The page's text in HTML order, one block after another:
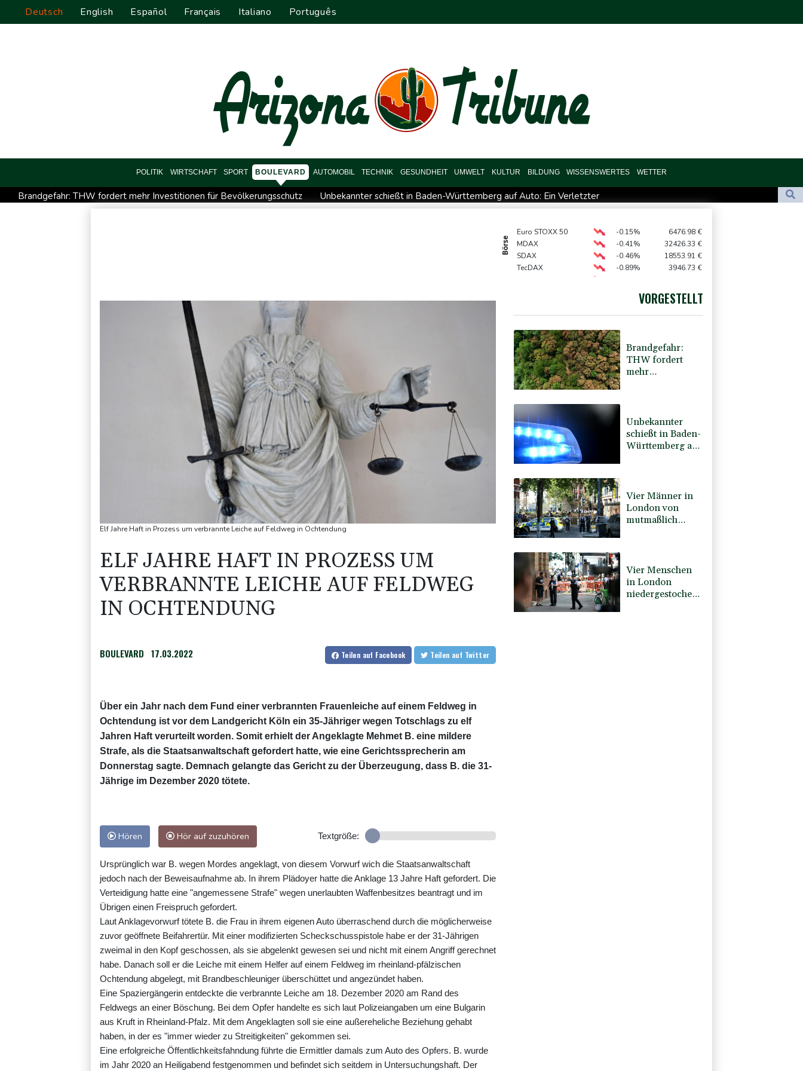
Deutsch English Español Français Italiano Português
POLITIK WIRTSCHAFT SPORT BOULEVARD AUTOMOBIL TECHNIK GESUNDHEIT UMWELT KULTUR BILDUNG WISSENSWERTES WETTER
Brandgefahr: THW fordert mehr Investitionen für Bevölkerungsschutz
Unbekannter schießt in Baden-Württemberg auf Auto: Ein Verletzter
Drohnen-Vorfall in Leipzig: Dobrindt sieht "neues Bedrohungsszenario"
Schwimm-EM: Wesemann gewinnt Gold vom 3-m-Brett
Jaissle neuer Teammanager bei Woltemade-Klub Newcastle
Börse
Euro STOXX 50 -0.15% 6476.98 €
MDAX
-0.41% 32426.33 €
SDAX
-0.46% 18553.91 €
TecDAX
-0.89% 3946.73 €
4307 $
1.1558 $
Elf Jahre Haft in Prozess um verbrannte Leiche auf Feldweg in Ochtendung
ELF JAHRE HAFT IN PROZESS UM
VERBRANNTE LEICHE AUF FELDWEG
IN OCHTENDUNG
BOULEVARD 17.03.2022 Teilen auf Facebook Teilen auf Twitter
Über ein Jahr nach dem Fund einer verbrannten Frauenleiche auf einem Feldweg in
Ochtendung ist vor dem Landgericht Köln ein 35-Jähriger wegen Totschlags zu elf
Jahren Haft verurteilt worden. Somit erhielt der Angeklagte Mehmet B. eine mildere
Strafe, als die Staatsanwaltschaft gefordert hatte, wie eine Gerichtssprecherin am
Donnerstag sagte. Demnach gelangte das Gericht zu der Überzeugung, dass B. die 31-
Jährige im Dezember 2020 tötete.
Hören Hör auf zuzuhören Textgröße:
Ursprünglich war B. wegen Mordes angeklagt, von diesem Vorwurf wich die Staatsanwaltschaft
jedoch nach der Beweisaufnahme ab. In ihrem Plädoyer hatte die Anklage 13 Jahre Haft gefordert. Die
Verteidigung hatte eine "angemessene Strafe" wegen unerlaubten Waffenbesitzes beantragt und im
Übrigen einen Freispruch gefordert.
Laut Anklagevorwurf tötete B. die Frau in ihrem eigenen Auto überraschend durch die möglicherweise
zuvor geöffnete Beifahrertür. Mit einer modifizierten Scheckschusspistole habe er der 31-Jährigen
zweimal in den Kopf geschossen, als sie abgelenkt gewesen sei und nicht mit einem Angriff gerechnet
habe. Danach soll er die Leiche mit einem Helfer auf einem Feldweg im rheinland-pfälzischen
Ochtendung abgelegt, mit Brandbeschleuniger überschüttet und angezündet haben.
Eine Spaziergängerin entdeckte die verbrannte Leiche am 18. Dezember 2020 am Rand des
Feldwegs an einer Böschung. Bei dem Opfer handelte es sich laut Polizeiangaben um eine Bulgarin
aus Kruft in Rheinland-Pfalz. Mit dem Angeklagten soll sie eine außereheliche Beziehung gehabt
haben, in der es "immer wieder zu Streitigkeiten" gekommen sei.
Eine erfolgreiche Öffentlichkeitsfahndung führte die Ermittler damals zum Auto des Opfers. B. wurde
im Jahr 2020 an Heiligabend festgenommen und befindet sich seitdem in Untersuchungshaft. Der
VORGESTELLT
Brandgefahr:
THW fordert
mehr
Unbekannter
schießt in Baden-
Württemberg auf
Vier Männer in
London von
mutmaßlich
Vier Menschen
in London
niedergestochen